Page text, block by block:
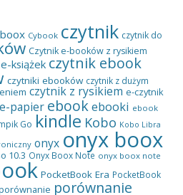
boox Cybook czytnik czytnik do
Czytnik e-booków z rysikiem
książek czytnik ebook
czytniki ebooków czytnik z dużym
czytnik z rysikiem e-czytnik
e-papier ebookebooki ebook
Go kindle Kobo Kobo Libra
onyx onyx boox
10.3 Onyx Boox Note onyx boox note
PocketBook Era PocketBook
porównanie